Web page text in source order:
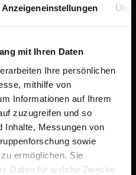
Anzeigeneinstellungen
mit Ihren Daten
Ihre persönlichen
mithilfe von
Informationen auf Ihrem
zuzugreifen und so
Inhalte, Messungen von
sowie
ermöglichen. Sie
Daten für welche Zwecke